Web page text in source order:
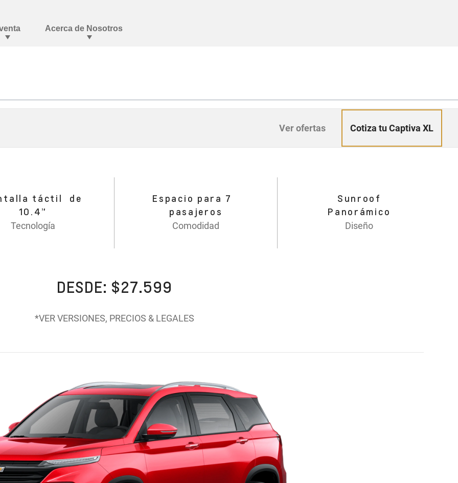
Ver ofertas Cotiza tu Captiva XL
táctil de
10.4”
Tecnología
Espacio para 7
pasajeros
Comodidad
Sunroof
Panorámico
Diseño
DESDE: $27.599
*VER VERSIONES, PRECIOS & LEGALES